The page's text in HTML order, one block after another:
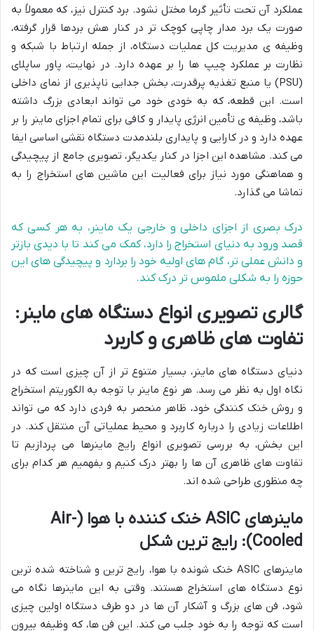
عملکرد آن تحت تأثیر گرما مختل نشود. برد کنترل نیز، که معمولاً به
صورت یک برد مدار چاپی کوچک تر در کنار هش بردها قرار گرفته،
وظیفه ی مدیریت کل عملیات دستگاه، از جمله ارتباط با شبکه و
نظارت بر عملکرد چیپ ها را بر عهده دارد. در نهایت، پاور ساپلای
(PSU) یا منبع تغذیه پرقدرت، بخش جدایی ناپذیری از نمای داخلی
است. این قطعه، که به خودی خود می تواند ابعادی بزرگ داشته
باشد، وظیفه ی تأمین انرژی پایدار و کافی برای تمام اجزای ماینر را بر
عهده دارد و در کارایی و پایداری بلندمدت دستگاه نقشی اساسی ایفا
می کند. مشاهده این اجزا در کنار یکدیگر، تصویری جامع از پیچیدگی
و هماهنگی مورد نیاز برای فعالیت این ماشین های استخراج را به
تماشا می گذارد.
درک بصری از اجزای داخلی و خارجی یک ماینر، به هر کسی که
قصد ورود به دنیای استخراج را دارد، کمک می کند تا با دیدی بازتر
و دانش عملی تر، گام های اولیه خود را بردارد و پیچیدگی های این
حوزه را به شکلی ملموس تر درک کند.
گالری تصویری انواع دستگاه های ماینر:
تفاوت های ظاهری و کاربرد
دنیای دستگاه های ماینر، بسیار متنوع تر از آن چیزی است که در
نگاه اول به نظر می رسد. هر نوع ماینر با توجه به الگوریتم استخراج
و روش خنک کنندگی خود، ظاهر منحصر به فردی دارد که می تواند
اطلاعات زیادی را درباره کاربرد و محیط عملیاتی آن منتقل کند. در
این بخش، به بررسی تصویری انواع رایج ماینرها می پردازیم تا
تفاوت های ظاهری آن ها را بهتر درک کنیم و بفهمیم هر کدام برای
چه منظوری طراحی شده اند.
ماینرهای ASIC خنک کننده با هوا (Air-
Cooled): رایج ترین شکل
ماینرهای ASIC خنک شونده با هوا، رایج ترین و شناخته شده ترین
نوع دستگاه های استخراج هستند. وقتی به این ماینرها نگاه می
شود، فن های بزرگ و آشکار آن ها در دو طرف دستگاه اولین چیزی
است که توجه را به خود جلب می کند. این فن ها، که وظیفه بیرون